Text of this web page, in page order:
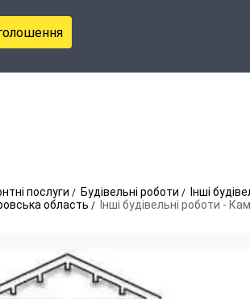
послуги Будівельні роботи
Інші
область
Інші будівельні роботи -